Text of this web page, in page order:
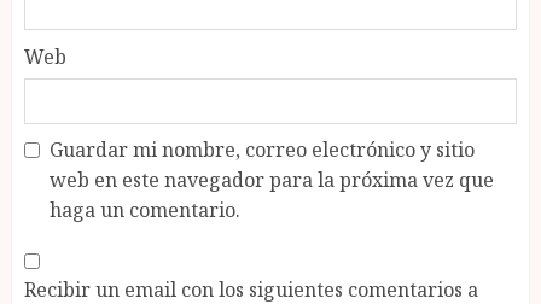
Web
Guardar mi nombre, correo electrónico y sitio
web en este navegador para la próxima vez que
haga un comentario.
Recibir un email con los siguientes comentarios a